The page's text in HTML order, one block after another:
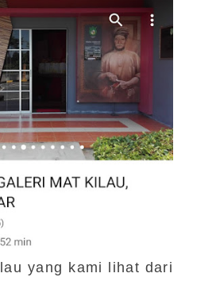
yang kami lihat dari